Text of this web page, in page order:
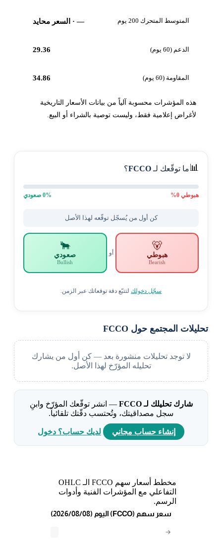
المتوسط المتحرك 200 يوم —· السعر محايد
الدعم (60 يوم) 29.36
المقاومة (60 يوم) 34.86
هذه المؤشرات محسوبة آلياً من بيانات الأسعار التاريخية
لأغراض إعلامية فقط، وليست توصية بالشراء أو البيع.
📊ما توقّعك لـFCCO؟
هبوطي0
%
0% صعودي
كن أول من يُسجّل توقّعه لهذا الأصل
🐻
هبوطي
Bearish
أو
🐂
صعودي
Bullish
سجّل دخولكلتتبّع دقة توقعاتك عبر الزمن.
تحليلات المجتمع حول FCCO
لا توجد تحليلات منشورة بعد — كن أول من يشارك
تحليله المؤرّخ لهذا الأصل.
شارك تحليلك لـ FCCO
— انشر توقّعك المؤرّخ وابنِ
سجل مصداقيتك، وتُحتسب دقّتك تلقائياً.
إنشاء حساب مجاني لديك حساب؟ دخول
مخطط أسعار سهم FCCO الـ OHLC
التفاعلي مع المؤشرات الفنية وأدوات
الرسم.
→
(2026/08/08) اليوم (FCCO) سعر سهم